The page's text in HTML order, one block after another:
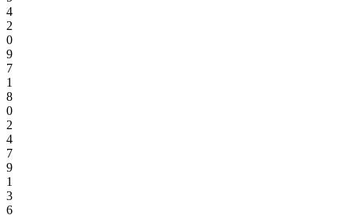
4
2
0
9
7
1
8
0
2
4
7
9
1
3
6